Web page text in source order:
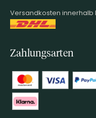
Versandkosten innerhalb
Zahlungsarten